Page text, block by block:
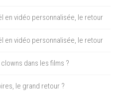
en vidéo personnalisée, le retour
en vidéo personnalisée, le retour
dans les films ?
le grand retour ?